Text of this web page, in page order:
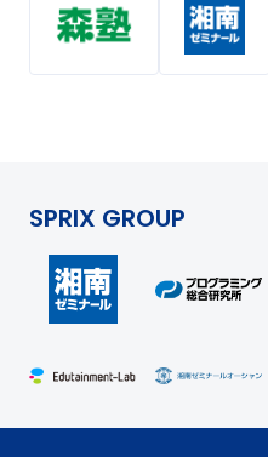
SPRIX GROUP